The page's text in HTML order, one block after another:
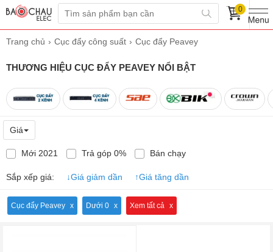
0
Trang chủ Cục đẩy công suất Cục đẩy Peavey
THƯƠNG HIỆU CỤC ĐẨY PEAVEY NỔI BẬT
Giá
Mới 2021 Trả góp 0% Bán chạy
Sắp xếp giá: ↓Giá giảm dần ↑Giá tăng dần
Cục đẩy Peavey Dưới 0 Xem tất cả